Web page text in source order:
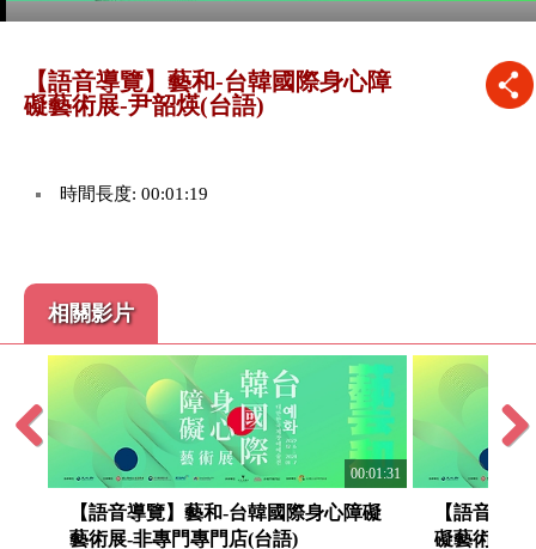
【語音導覽】藝和-台韓國際身心障
礙藝術展-尹韶煐(台語)
時間長度: 00:01:19
相關影片
00:01:31
【語音導覽】藝和-台韓國際身心障礙
藝術展-非專門專門店(台語)
【語音導
礙藝術展-